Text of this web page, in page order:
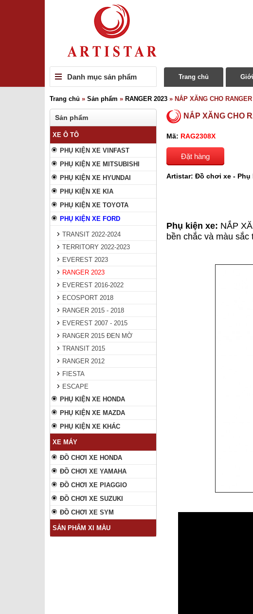
Danh mục sản phẩm Trang chủ
Trang chủ » Sản phẩm » RANGER 2023 » NẮP XĂNG CHO
Sản phẩm
XE Ô TÔ
PHỤ KIỆN XE VINFAST
PHỤ KIỆN XE MITSUBISHI
PHỤ KIỆN XE HYUNDAI
PHỤ KIỆN XE KIA
PHỤ KIỆN XE TOYOTA
PHỤ KIỆN XE FORD
TRANSIT 2022-2024
TERRITORY 2022-2023
EVEREST 2023
RANGER 2023
EVEREST 2016-2022
ECOSPORT 2018
RANGER 2015 - 2018
EVEREST 2007 - 2015
RANGER 2015 ĐEN MỜ
TRANSIT 2015
RANGER 2012
FIESTA
ESCAPE
PHỤ KIỆN XE HONDA
PHỤ KIỆN XE MAZDA
PHỤ KIỆN XE KHÁC
XE MÁY
ĐỒ CHƠI XE HONDA
ĐỒ CHƠI XE YAMAHA
ĐỒ CHƠI XE PIAGGIO
ĐỒ CHƠI XE SUZUKI
ĐỒ CHƠI XE SYM
SẢN PHẨM XI MÀU
NẮP XĂNG CHO
Mã: RAG2308X
Đặt hàng
Artistar: Đồ chơi xe - Phụ
Phụ kiện xe: NẮP
bền chắc và màu